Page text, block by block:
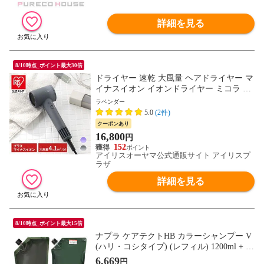
詳細を見る
8/10時点_ポイント最大30倍
ドライヤー 速乾 大風量 ヘアドライヤー マ
イナスイオン イオンドライヤー ミコラ Mi
COLA 軽量 コンパクト 折りたたみ ヘアケ
ア 美容家電 ギフト プレゼント クイックイ
オンドライヤー アイリスオーヤマ ラベン
ダー 【安心延長保証対象】 [家電]
ラベンダー
5.0 (2件)
クーポンあり
16,800円
152
アイリスオーヤマ公式通販サイト アイリスプ
ラザ
詳細を見る
8/10時点_ポイント最大15倍
ナプラ ケアテクトHB カラーシャンプー V
(ハリ・コシタイプ) (レフィル) 1200ml + カ
ラートリートメント V (ハリ・コシタイプ)
6,669円